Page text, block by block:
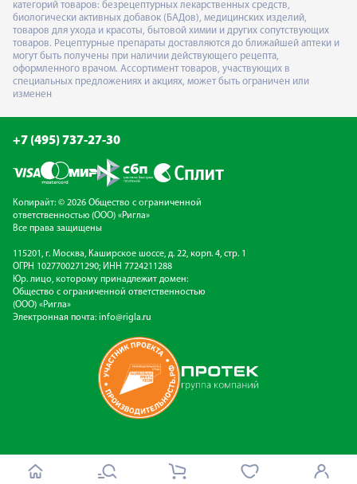
категорий товаров: безрецептурных лекарственных средств,
биологически активных добавок (БАДов), медицинских изделий,
товаров для ухода и красоты, бытовой химии и других сопутствующих
товаров. Рецептурные препараты доставляются до ближайшей аптеки и
могут быть получены при наличии действующего рецепта,
оформленного врачом. Ассортимент товаров, участвующих в
специальных предложениях и акциях, может быть ограничен или
изменен
+7 (495) 737-27-30
Копирайт: © 2026 Общество с ограниченной
ответственностью (ООО) «Ригла»
Все права защищены
115201, г. Москва, Каширское шоссе, д. 22, корп. 4, стр. 1
ОГРН 1027700271290; ИНН 7724211288
Юр. лицо, которому принадлежит домен:
Общество с ограниченной ответственностью
(ООО) «Ригла»
Электронная почта: info@rigla.ru